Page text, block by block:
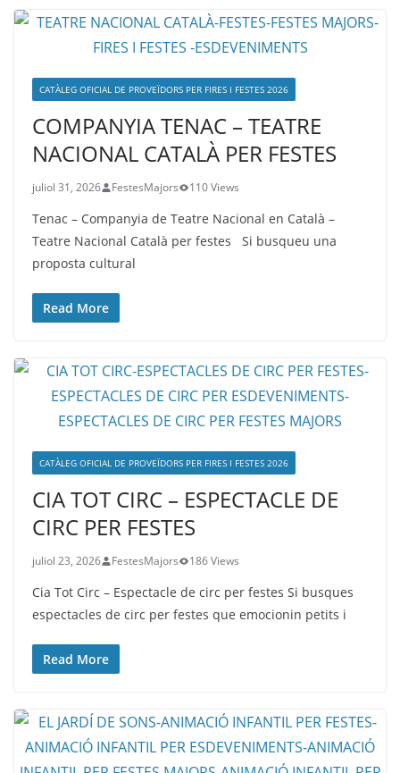
CATÀLEG OFICIAL DE PROVEÏDORS PER FIRES I FESTES 2026
COMPANYIA TENAC – TEATRE
NACIONAL CATALÀ PER FESTES
juliol 31, 2026 FestesMajors 110 Views
Tenac – Companyia de Teatre Nacional en Català –
Teatre Nacional Català per festes Si busqueu una
proposta cultural
Read More
CATÀLEG OFICIAL DE PROVEÏDORS PER FIRES I FESTES 2026
CIA TOT CIRC – ESPECTACLE DE
CIRC PER FESTES
juliol 23, 2026 FestesMajors 186 Views
Cia Tot Circ – Espectacle de circ per festes Si busques
espectacles de circ per festes que emocionin petits i
Read More